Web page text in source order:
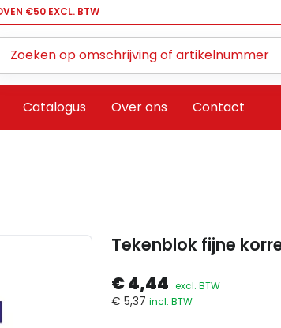
€50 EXCL. BTW
Catalogus Over ons Contact
Tekenblok fijne
€ 4,44 excl. BTW
€ 5,37 incl. BTW